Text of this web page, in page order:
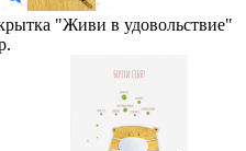
"Живи в удовольствие"